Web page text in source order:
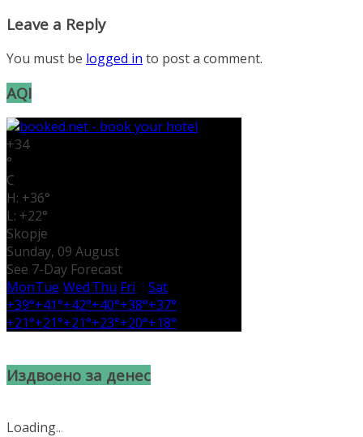
Leave a Reply
You must be logged in to post a comment.
AQI
+34
°
C
H: +36°
L: +22°
Skopje
Sunday, 09 August
See 7-Day Forecast
MonTue WedThu Fri
Sat
+39°+41°+42°+40°+38°+37°
+21°+21°+21°+23°+20°+18°
Издвоено за денес
Loading...